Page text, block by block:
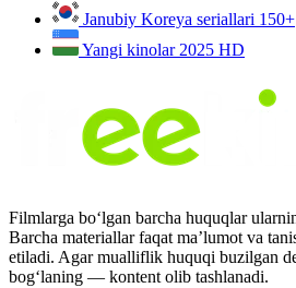
Janubiy Koreya seriallari 150+
Yangi kinolar 2025 HD
Filmlarga bo‘lgan barcha huquqlar
Barcha materiallar faqat ma’lumot va
etiladi. Agar mualliflik huquqi buzilgan
bog‘laning — kontent olib tashlanadi.